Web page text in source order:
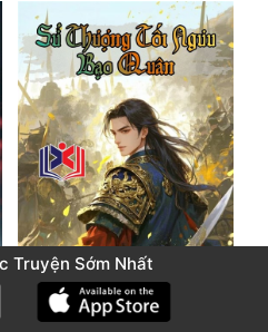
2 tháng trước
Truyện Sớm Nhất